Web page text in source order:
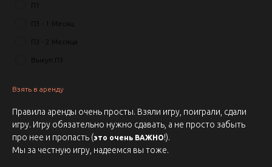
П1
П3 - 1 Месяц
П3 - 2 Месяца
Выкуп П3
Взять в аренду
Правила аренды очень просты. Взяли игру, поиграли, сдали
игру. Игру обязательно нужно сдавать, а не просто забыть
про нее и пропасть (это очень ВАЖНО!).
Мы за честную игру, надеемся вы тоже.